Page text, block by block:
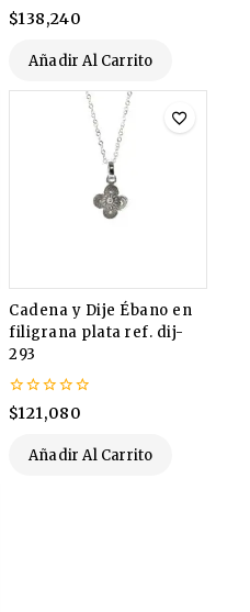
0
de
$138,240
Añadir Al Carrito
Cadena y Dije Ébano en
filigrana plata ref. dij-
293
0
de
$121,080
Añadir Al Carrito